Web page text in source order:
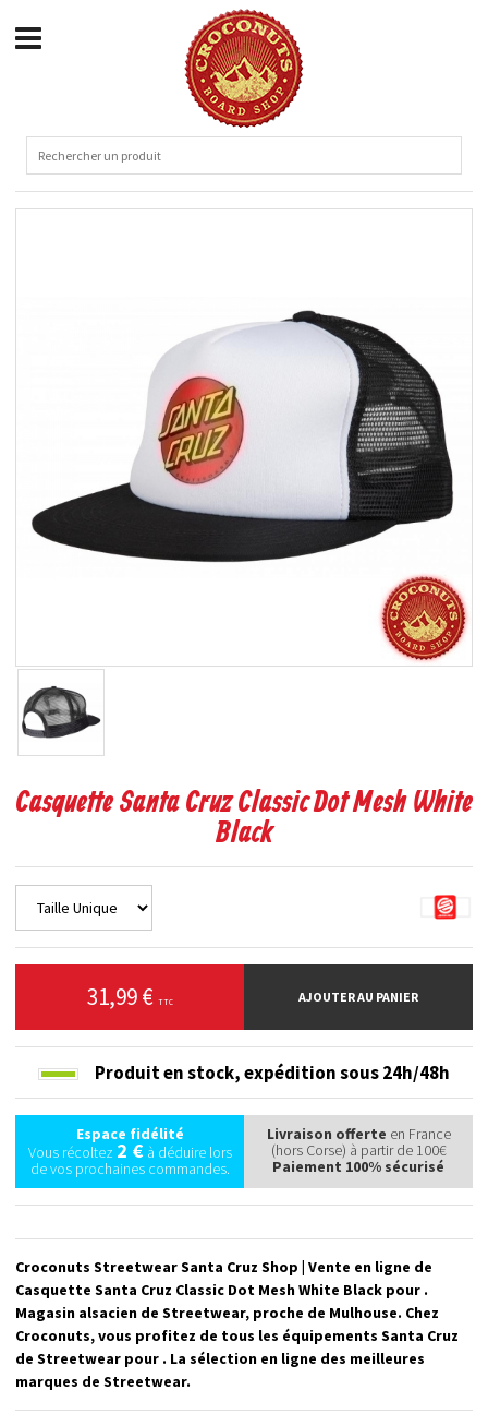
Casquette Santa Cruz Classic Dot Mesh White
Black
31,99 € TTC AJOUTER AU PANIER
Produit en stock,expédition sous 24h/48h
Espace fidélité
Vous récoltez 2 €à déduire lors
de vos prochaines commandes.
Livraison offerte en France
(hors Corse) à partir de 100€
Paiement 100% sécurisé
Croconuts Streetwear Santa Cruz Shop | Vente en ligne de
Casquette Santa Cruz Classic Dot Mesh White Black pour .
Magasin alsacien de Streetwear, proche de Mulhouse. Chez
Croconuts, vous profitez de tous les équipements Santa Cruz
de Streetwear pour . La sélection en ligne des meilleures
marques de Streetwear.